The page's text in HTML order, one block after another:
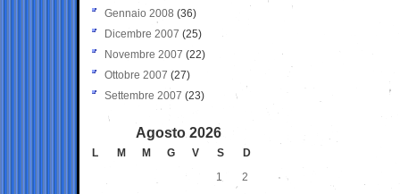
Gennaio 2008 (36)
Dicembre 2007 (25)
Novembre 2007 (22)
Ottobre 2007 (27)
Settembre 2007 (23)
Agosto 2026
L M M G V S
D
1
2